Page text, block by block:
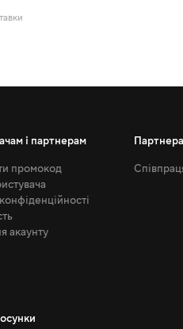
і партнерам
промокод
акаунту